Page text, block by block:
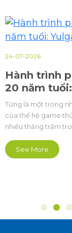
24-07-2026
Hành trình
20 năm
khách PC
Từng là một trong
của thế hệ game
nhiều thăng trầm
See More